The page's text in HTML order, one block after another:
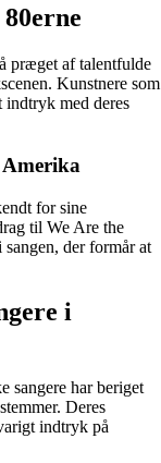
præget af talentfulde
Kunstnere som
med deres
for sine
til We Are the
der formår at
i
sangere har beriget
Deres
indtryk på